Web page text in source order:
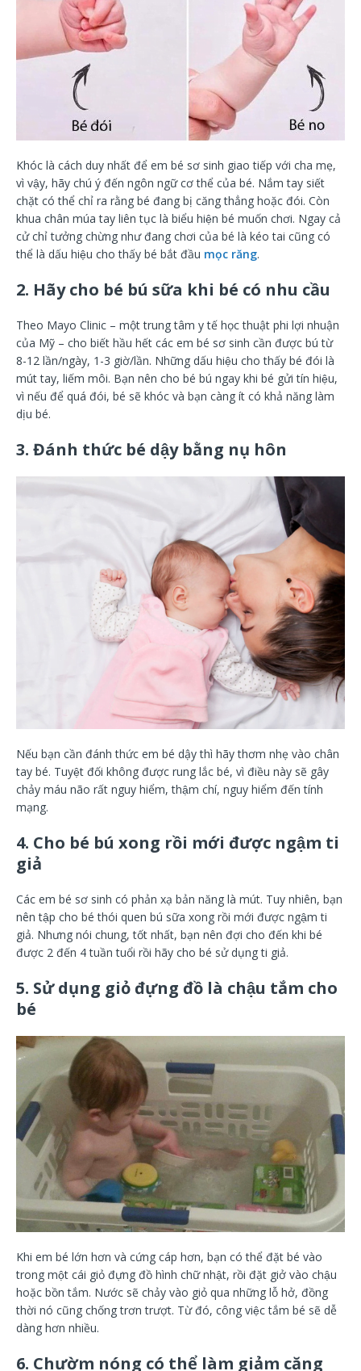
Khóc là cách duy nhất để em bé sơ sinh giao tiếp với cha mẹ,
vì vậy, hãy chú ý đến ngôn ngữ cơ thể của bé. Nắm tay siết
chặt có thể chỉ ra rằng bé đang bị căng thẳng hoặc đói. Còn
khua chân múa tay liên tục là biểu hiện bé muốn chơi. Ngay cả
cử chỉ tưởng chừng như đang chơi của bé là kéo tai cũng có
thể là dấu hiệu cho thấy bé bắt đầu mọc răng.
2. Hãy cho bé bú sữa khi bé có nhu cầu
Theo Mayo Clinic – một trung tâm y tế học thuật phi lợi nhuận
của Mỹ – cho biết hầu hết các em bé sơ sinh cần được bú từ
8-12 lần/ngày, 1-3 giờ/lần. Những dấu hiệu cho thấy bé đói là
mút tay, liếm môi. Bạn nên cho bé bú ngay khi bé gửi tín hiệu,
vì nếu để quá đói, bé sẽ khóc và bạn càng ít có khả năng làm
dịu bé.
3. Đánh thức bé dậy bằng nụ hôn
Nếu bạn cần đánh thức em bé dậy thì hãy thơm nhẹ vào chân
tay bé. Tuyệt đối không được rung lắc bé, vì điều này sẽ gây
chảy máu não rất nguy hiểm, thậm chí, nguy hiểm đến tính
mạng.
4. Cho bé bú xong rồi mới được ngậm ti
giả
Các em bé sơ sinh có phản xạ bản năng là mút. Tuy nhiên, bạn
nên tập cho bé thói quen bú sữa xong rồi mới được ngậm ti
giả. Nhưng nói chung, tốt nhất, bạn nên đợi cho đến khi bé
được 2 đến 4 tuần tuổi rồi hãy cho bé sử dụng ti giả.
5. Sử dụng giỏ đựng đồ là chậu tắm cho
bé
Khi em bé lớn hơn và cứng cáp hơn, bạn có thể đặt bé vào
trong một cái giỏ đựng đồ hình chữ nhật, rồi đặt giở vào chậu
hoặc bồn tắm. Nước sẽ chảy vào giỏ qua những lỗ hở, đồng
thời nó cũng chống trơn trượt. Từ đó, công việc tắm bé sẽ dễ
dàng hơn nhiều.
6. Chườm nóng có thể làm giảm căng